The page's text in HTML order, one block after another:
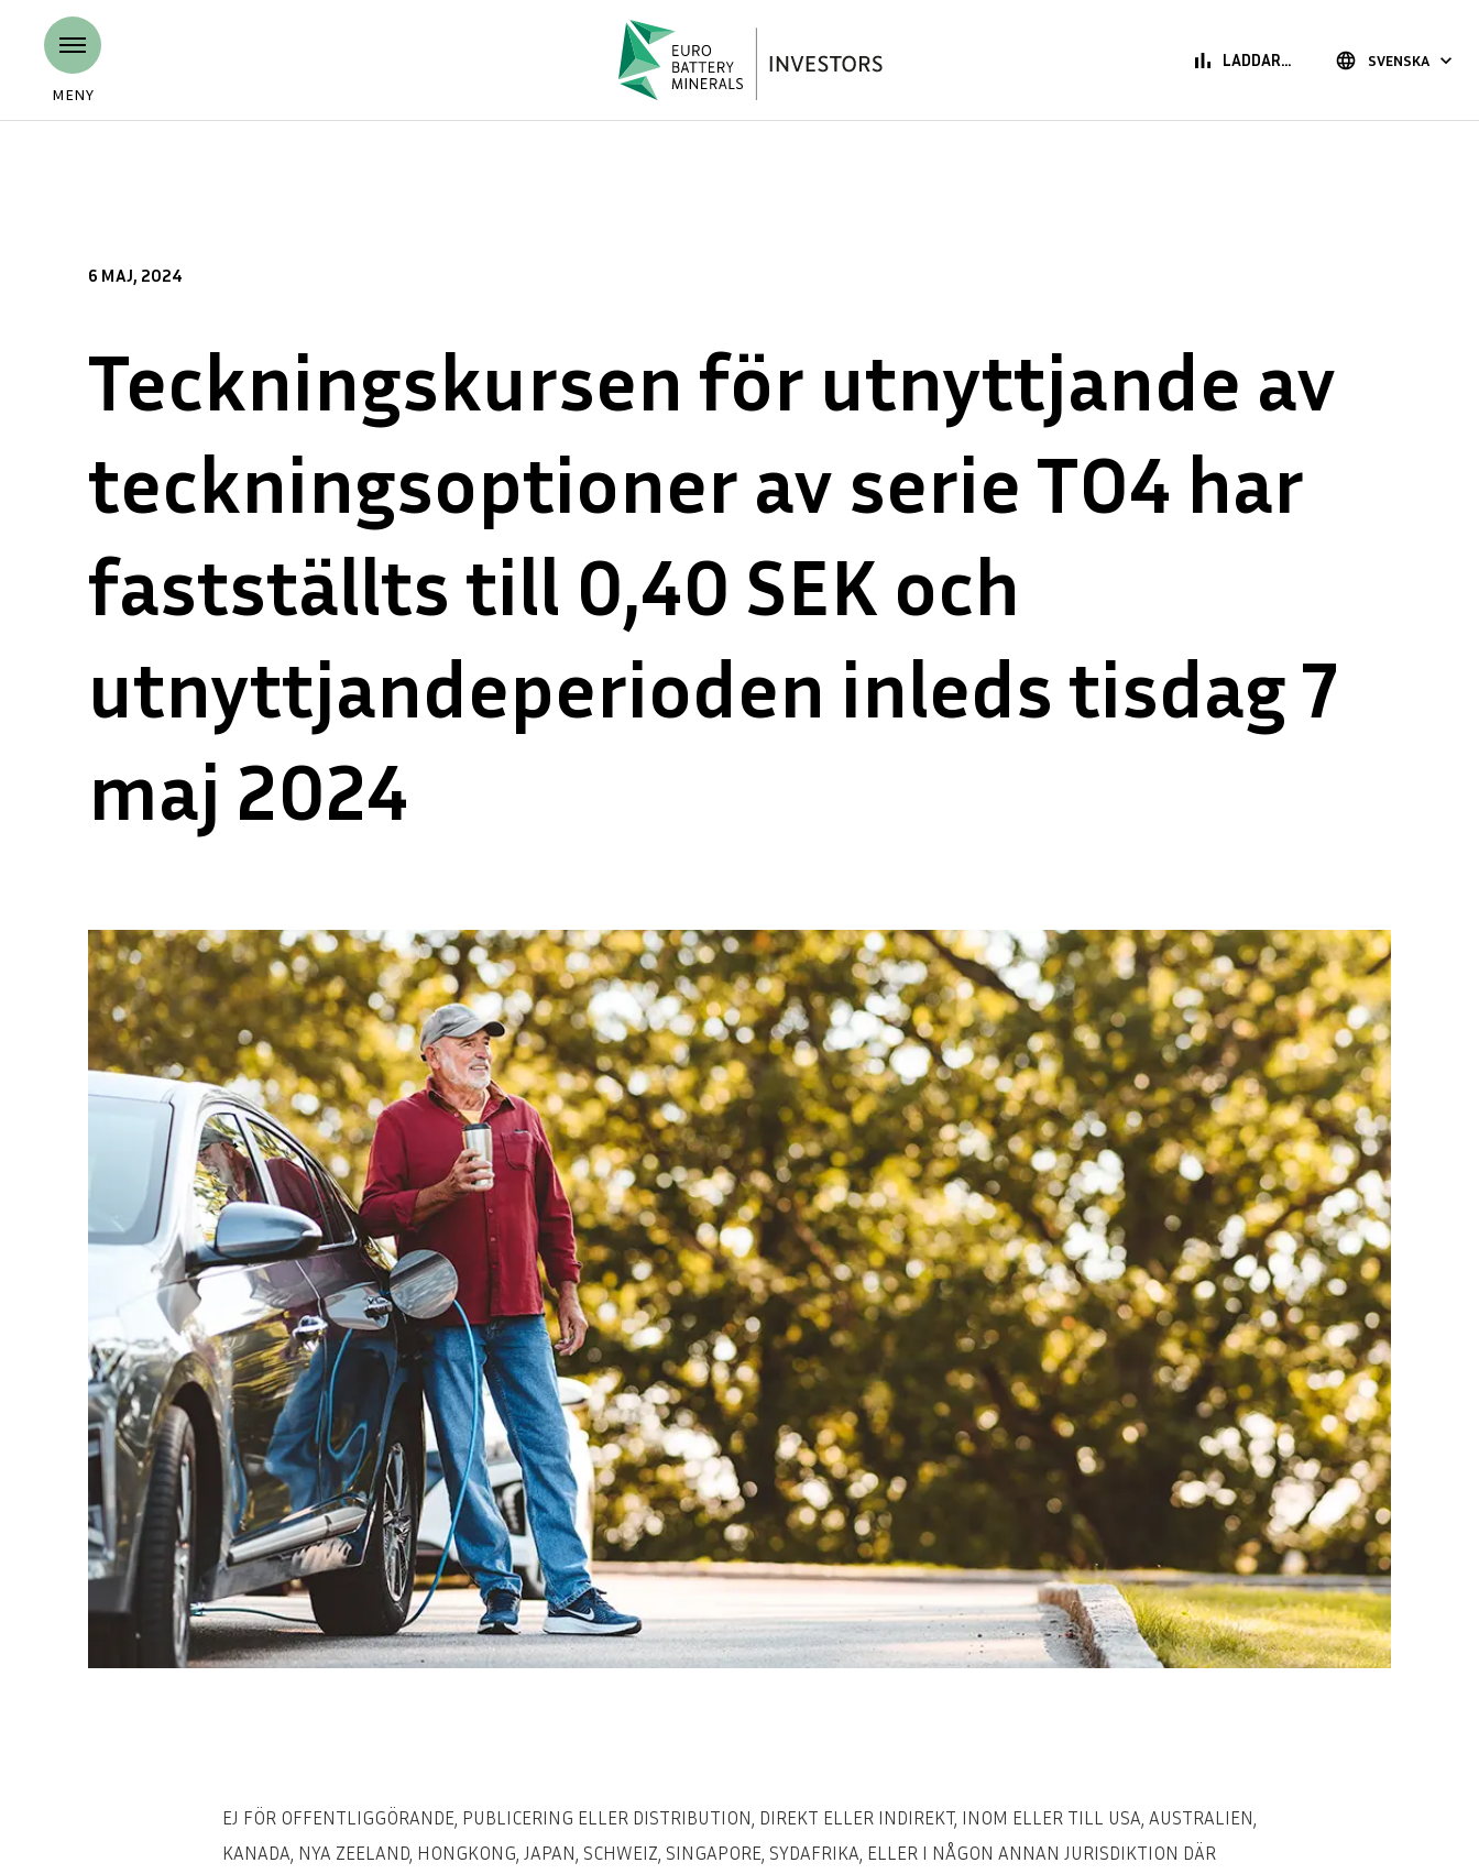
MENY
bar_chart LADDAR... language SVENSKA keyboard_arrow_down
6 MAJ, 2024
Teckningskursen för utnyttjande av
teckningsoptioner av serie TO4 har
fastställts till 0,40 SEK och
utnyttjandeperioden inleds tisdag 7
maj 2024
EJ FÖR OFFENTLIGGÖRANDE, PUBLICERING ELLER DISTRIBUTION, DIREKT ELLER INDIREKT, INOM ELLER TILL USA, AUSTRALIEN,
KANADA, NYA ZEELAND, HONGKONG, JAPAN, SCHWEIZ, SINGAPORE, SYDAFRIKA, ELLER I NÅGON ANNAN JURISDIKTION DÄR